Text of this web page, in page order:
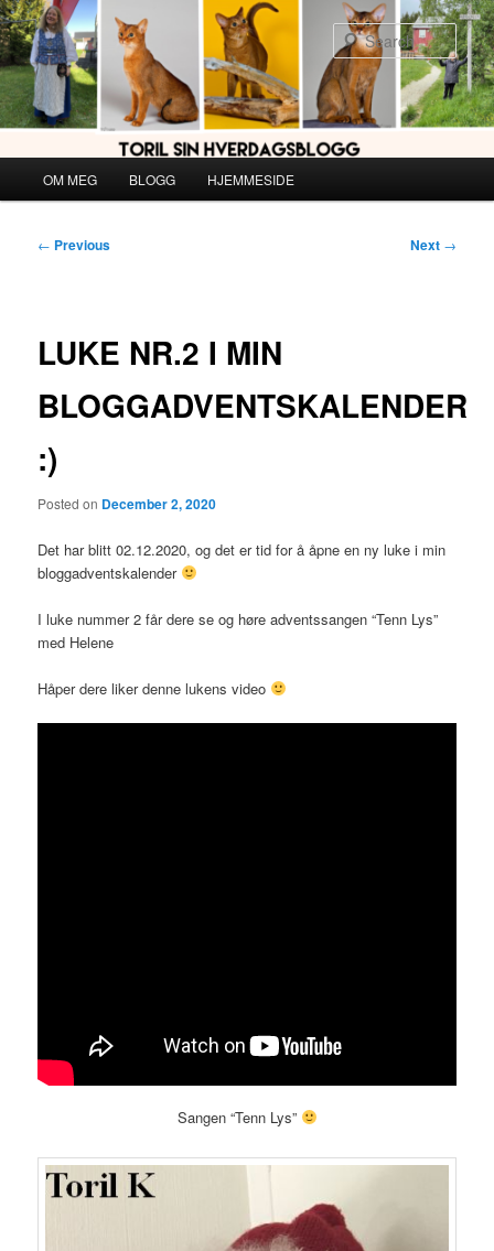
Skip
to
primary
content
OM MEG BLOGG HJEMMESIDE
Post
← Previous Next →
LUKE NR.2 I MIN
BLOGGADVENTSKALENDER
:)
Posted on December 2, 2020
Det har blitt 02.12.2020, og det er tid for å åpne en ny luke i min
bloggadventskalender
I luke nummer 2 får dere se og høre adventssangen “Tenn Lys”
med Helene
Håper dere liker denne lukens video
Sangen “Tenn Lys”